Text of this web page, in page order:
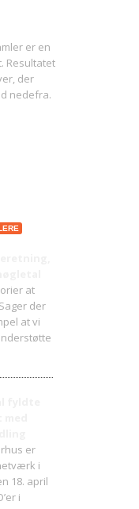
er en
Resultatet
der
nedefra.
at
der
at vi
er
i
18. april
i